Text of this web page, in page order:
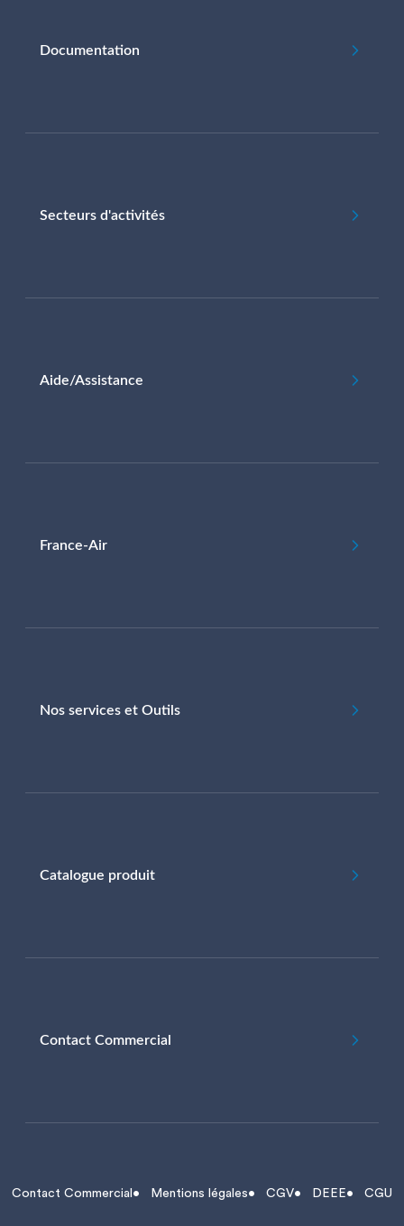
Documentation
Secteurs d'activités
Aide/Assistance
France-Air
Nos services et Outils
Catalogue produit
Contact Commercial
Contact Commercial Mentions légales CGV DEEE CGU